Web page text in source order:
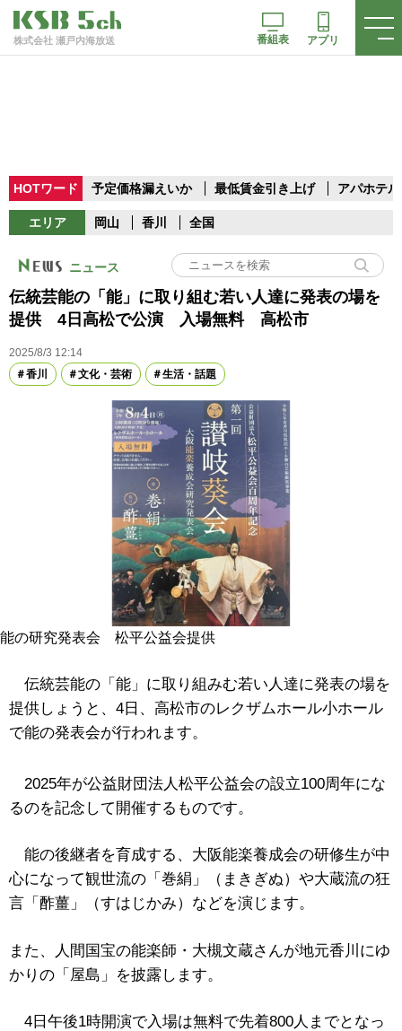
株式会社 瀬戸内海放送 番組表 アプリ
HOTワード 予定価格漏えいか 最低賃金引き上げ アパホテル
エリア 岡山 香川 全国
ニュース
伝統芸能の「能」に取り組む若い人達に発表の場を
提供 4日高松で公演 入場無料 高松市
2025/8/3 12:14
香川
文化・芸術 生活・話題
能の研究発表会 松平公益会提供
伝統芸能の「能」に取り組みむ若い人達に発表の場を
提供しょうと、4日、高松市のレクザムホール小ホール
で能の発表会が行われます。
2025年が公益財団法人松平公益会の設立100周年にな
るのを記念して開催するものです。
能の後継者を育成する、大阪能楽養成会の研修生が中
心になって観世流の「巻絹」（まきぎぬ）や大蔵流の狂
言「酢薑」（すはじかみ）などを演じます。
また、人間国宝の能楽師・大槻文蔵さんが地元香川にゆ
かりの「屋島」を披露します。
4日午後1時開演で入場は無料で先着800人までとなっ